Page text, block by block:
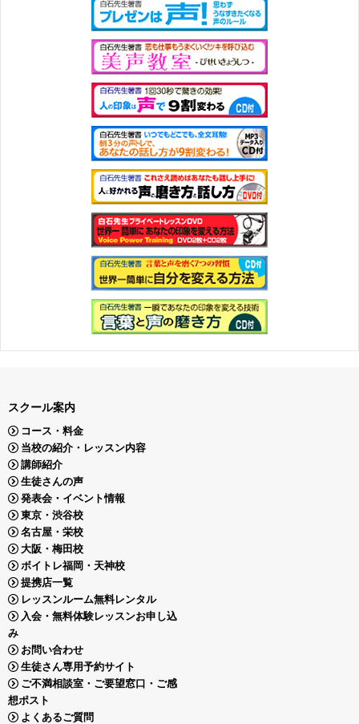
スクール案内
コース・料金
当校の紹介・レッスン内容
講師紹介
生徒さんの声
発表会・イベント情報
東京・渋谷校
名古屋・栄校
大阪・梅田校
ボイトレ福岡・天神校
提携店一覧
レッスンルーム無料レンタル
入会・無料体験レッスンお申し込
み
お問い合わせ
生徒さん専用予約サイト
ご不満相談室・ご要望窓口・ご感
想ポスト
よくあるご質問